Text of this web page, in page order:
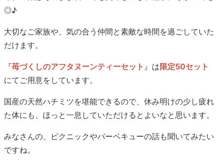
◎♪
大切なご家族や、気の合う仲間と素敵な時間を過ごしていた
だけます。
『苺づくしのアフタヌーンティーセット 』は限定50セット
にてご用意をしています。
国産の天然ハチミツを堪能できるので、休み明けの少し疲れ
た体にも、ほっと一息していただけるとよいなと思います。
みなさんの、ピクニックやバーベキューの話も聞いてみたい
ですね。